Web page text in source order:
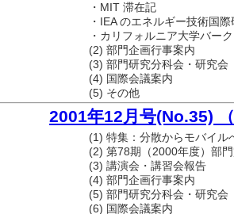
・MIT 滞在記
・IEA のエネルギー技術国
・カリフォルニア大学バー
(2) 部門企画行事案内
(3) 部門研究分科会・研究会
(4) 国際会議案内
(5) その他
2001年12月号(No.35)
(1) 特集：分散からモバイル
(2) 第78期（2000年度）部
(3) 講演会・講習会報告
(4) 部門企画行事案内
(5) 部門研究分科会・研究会
(6) 国際会議案内